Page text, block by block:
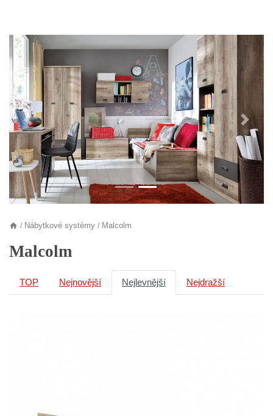
Předchozí Další
/ Nábytkové systémy / Malcolm
Malcolm
TOP Nejnovější Nejlevnější Nejdražší